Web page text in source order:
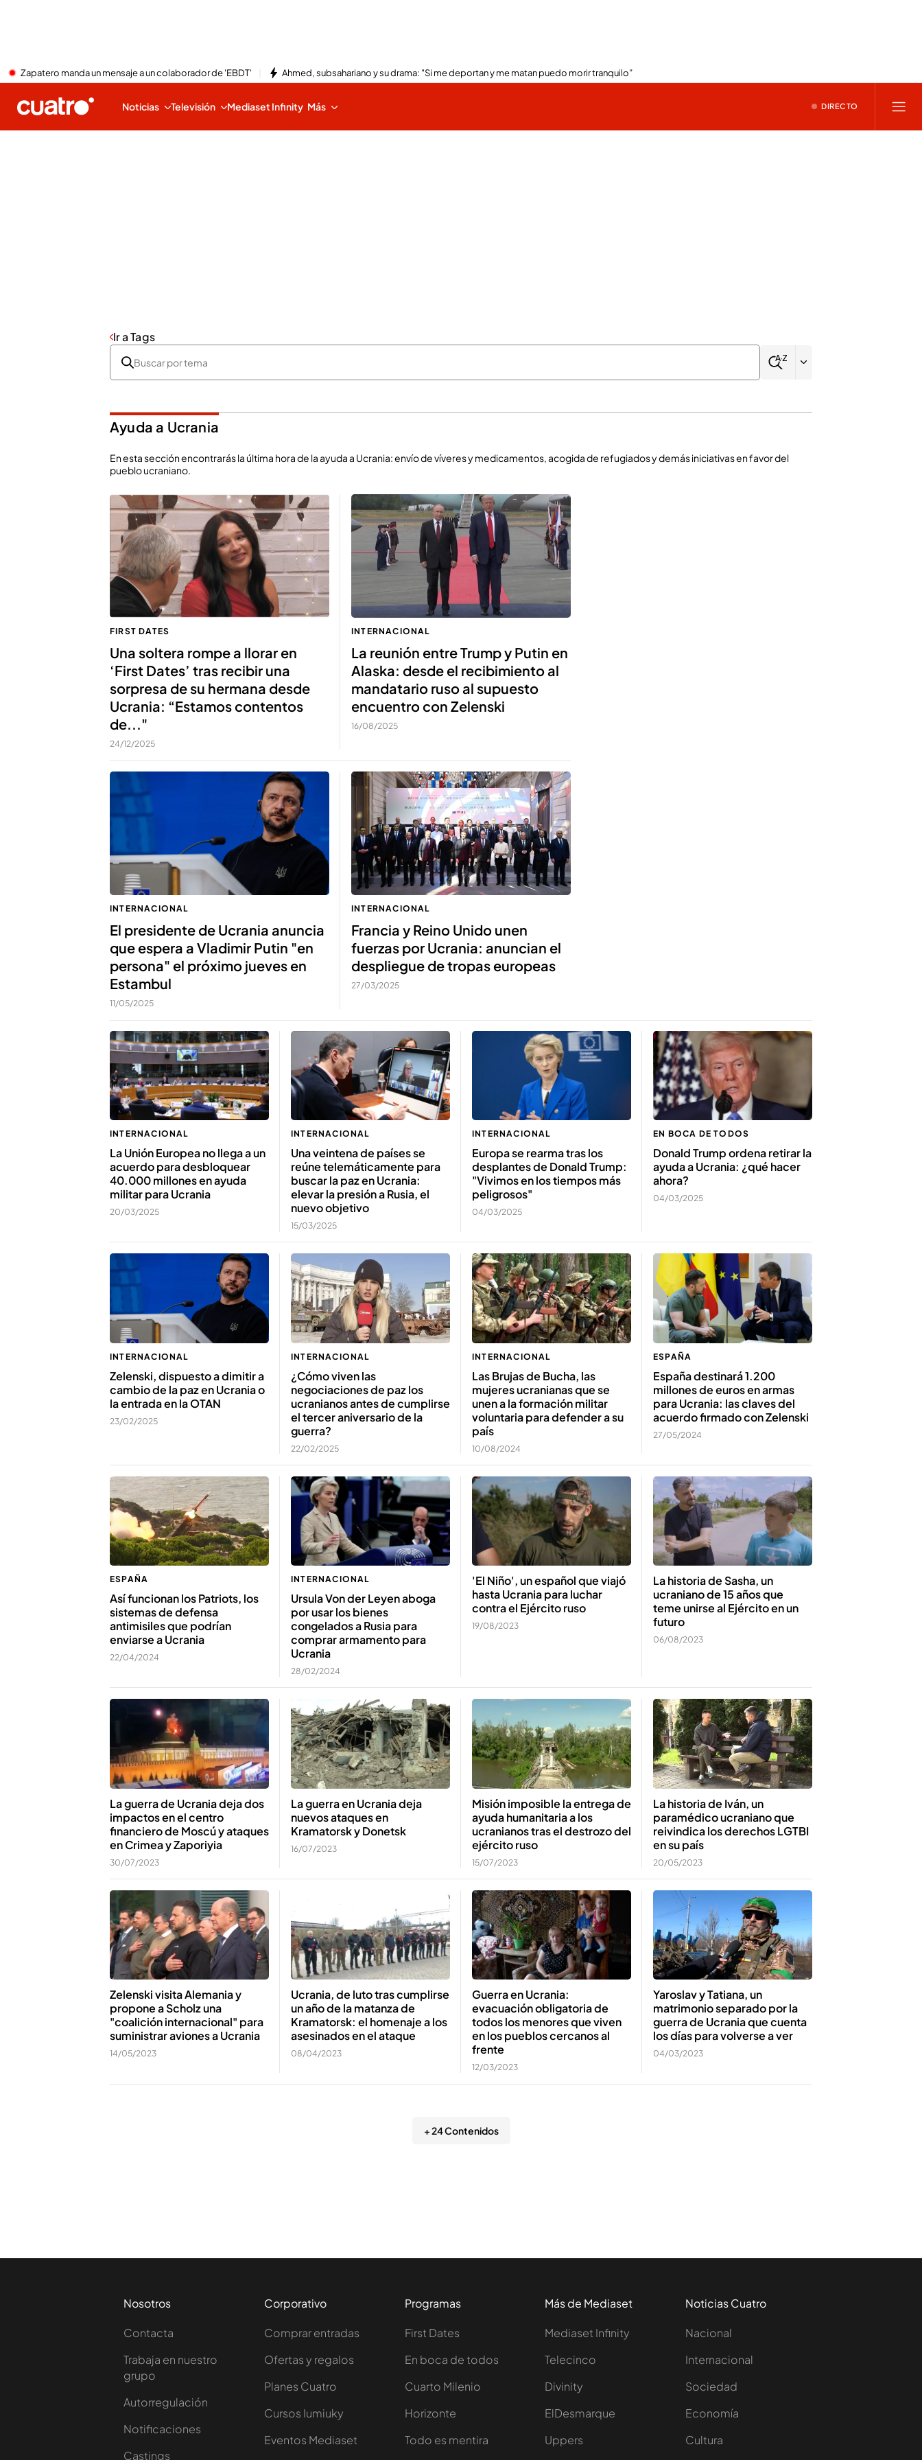
Zapatero manda un mensaje a un colaborador de 'EBDT' Ahmed, subsahariano y su drama: "Si me deportan y me matan puedo morir tranquilo”
Noticias Televisión Mediaset Infinity Más DIRECTO
Ir a Tags
Ayuda a Ucrania
En esta sección encontrarás la última hora de la ayuda a Ucrania: envío de víveres y medicamentos, acogida de refugiados y demás iniciativas en favor del
pueblo ucraniano.
FIRST DATES
Una soltera rompe a llorar en
‘First Dates’ tras recibir una
sorpresa de su hermana desde
Ucrania: “Estamos contentos
de..."
24/12/2025
INTERNACIONAL
La reunión entre Trump y Putin en
Alaska: desde el recibimiento al
mandatario ruso al supuesto
encuentro con Zelenski
16/08/2025
INTERNACIONAL
El presidente de Ucrania anuncia
que espera a Vladimir Putin "en
persona" el próximo jueves en
Estambul
11/05/2025
INTERNACIONAL
Francia y Reino Unido unen
fuerzas por Ucrania: anuncian el
despliegue de tropas europeas
27/03/2025
INTERNACIONAL
La Unión Europea no llega a un
acuerdo para desbloquear
40.000 millones en ayuda
militar para Ucrania
20/03/2025
INTERNACIONAL
Una veintena de países se
reúne telemáticamente para
buscar la paz en Ucrania:
elevar la presión a Rusia, el
nuevo objetivo
15/03/2025
INTERNACIONAL
Europa se rearma tras los
desplantes de Donald Trump:
"Vivimos en los tiempos más
peligrosos"
04/03/2025
EN BOCA DE TODOS
Donald Trump ordena retirar la
ayuda a Ucrania: ¿qué hacer
ahora?
04/03/2025
INTERNACIONAL
Zelenski, dispuesto a dimitir a
cambio de la paz en Ucrania o
la entrada en la OTAN
23/02/2025
INTERNACIONAL
¿Cómo viven las
negociaciones de paz los
ucranianos antes de cumplirse
el tercer aniversario de la
guerra?
22/02/2025
INTERNACIONAL
Las Brujas de Bucha, las
mujeres ucranianas que se
unen a la formación militar
voluntaria para defender a su
país
10/08/2024
ESPAÑA
España destinará 1.200
millones de euros en armas
para Ucrania: las claves del
acuerdo firmado con Zelenski
27/05/2024
ESPAÑA
Así funcionan los Patriots, los
sistemas de defensa
antimisiles que podrían
enviarse a Ucrania
22/04/2024
INTERNACIONAL
Ursula Von der Leyen aboga
por usar los bienes
congelados a Rusia para
comprar armamento para
Ucrania
28/02/2024
'El Niño', un español que viajó
hasta Ucrania para luchar
contra el Ejército ruso
19/08/2023
La historia de Sasha, un
ucraniano de 15 años que
teme unirse al Ejército en un
futuro
06/08/2023
La guerra de Ucrania deja dos
impactos en el centro
financiero de Moscú y ataques
en Crimea y Zaporiyia
30/07/2023
La guerra en Ucrania deja
nuevos ataques en
Kramatorsk y Donetsk
16/07/2023
Misión imposible la entrega de
ayuda humanitaria a los
ucranianos tras el destrozo del
ejército ruso
15/07/2023
La historia de Iván, un
paramédico ucraniano que
reivindica los derechos LGTBI
en su país
20/05/2023
Zelenski visita Alemania y
propone a Scholz una
"coalición internacional" para
suministrar aviones a Ucrania
14/05/2023
Ucrania, de luto tras cumplirse
un año de la matanza de
Kramatorsk: el homenaje a los
asesinados en el ataque
08/04/2023
Guerra en Ucrania:
evacuación obligatoria de
todos los menores que viven
en los pueblos cercanos al
frente
12/03/2023
Yaroslav y Tatiana, un
matrimonio separado por la
guerra de Ucrania que cuenta
los días para volverse a ver
04/03/2023
+ 24 Contenidos
Nosotros
Contacta
Trabaja en nuestro
grupo
Autorregulación
Notificaciones
Castings
Corporativo
Comprar entradas
Ofertas y regalos
Planes Cuatro
Cursos Iumiuky
Eventos Mediaset
Programas
First Dates
En boca de todos
Cuarto Milenio
Horizonte
Todo es mentira
Más de Mediaset
Mediaset Infinity
Telecinco
Divinity
ElDesmarque
Uppers
Noticias Cuatro
Nacional
Internacional
Sociedad
Economía
Cultura